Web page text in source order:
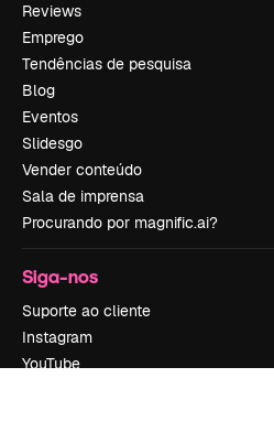
Reviews
Emprego
Tendências de pesquisa
Blog
Eventos
Slidesgo
Vender conteúdo
Sala de imprensa
Procurando por magnific.ai?
Siga-nos
Suporte ao cliente
Instagram
YouTube